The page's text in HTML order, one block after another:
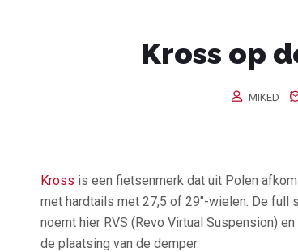
Kross op
MIKED
Kross is een fietsenmerk dat uit Polen
met hardtails met 27,5 of 29″-wielen. De
noemt hier RVS (Revo Virtual Suspension)
de plaatsing van de demper.